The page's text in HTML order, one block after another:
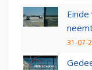
31-07-